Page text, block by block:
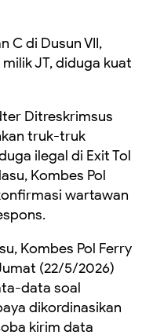
C di Dusun VII,
JT, diduga kuat
Ditreskrimsus
truk-truk
ilegal di Exit Tol
Kombes Pol
wartawan
Kombes Pol Ferry
(22/5/2026)
data soal
dikordinasikan
kirim data